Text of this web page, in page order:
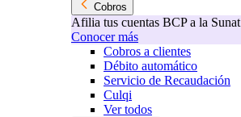
Cobros
Afilia tus cuentas BCP a la Sunat
Conocer más
Cobros a clientes
Débito automático
Servicio de Recaudación
Culqi
Ver todos